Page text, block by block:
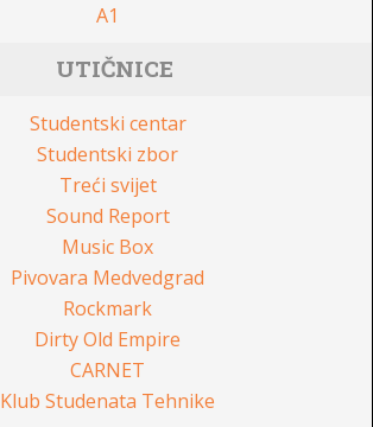
A1
UTIČNICE
Studentski centar
Studentski zbor
Treći svijet
Sound Report
Music Box
Pivovara Medvedgrad
Rockmark
Dirty Old Empire
CARNET
Klub Studenata Tehnike